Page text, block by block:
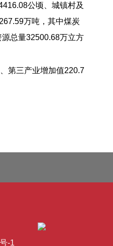
公顷、城镇村及
万吨，其中煤炭
总量32500.68万立方
第三产业增加值220.7
-1